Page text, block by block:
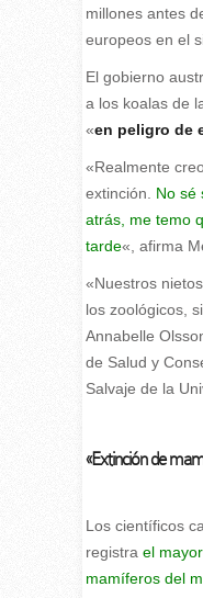
millones antes
europeos en el
El gobierno
a los koalas de
«en peligro de
«Realmente
extinción. No sé
atrás, me temo
tarde«, afirma
«Nuestros
los zoológicos,
Annabelle
de Salud y
Salvaje de la
«Extinción de
Los científicos
registra el
mamíferos del